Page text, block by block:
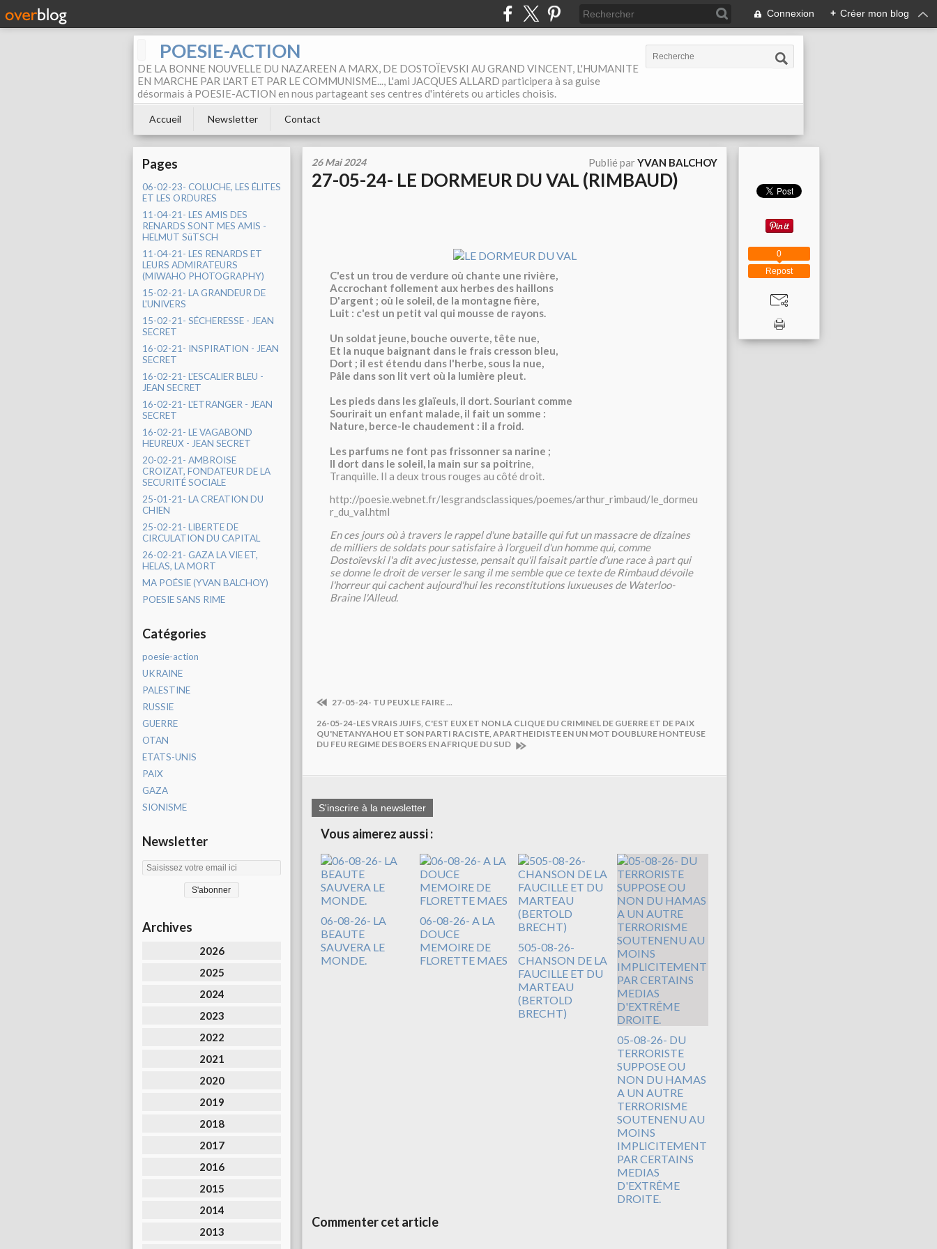
Connexion + Créer mon blog
POESIE-ACTION
DE LA BONNE NOUVELLE DU NAZAREEN A MARX, DE DOSTOÏEVSKI AU GRAND VINCENT, L'HUMANITE
EN MARCHE PAR L'ART ET PAR LE COMMUNISME..., L'ami JACQUES ALLARD participera à sa guise
désormais à POESIE-ACTION en nous partageant ses centres d'intérets ou articles choisis.
Accueil Newsletter Contact
Pages
06-02-23- COLUCHE, LES ÉLITES
ET LES ORDURES
11-04-21- LES AMIS DES
RENARDS SONT MES AMIS -
HELMUT SüTSCH
11-04-21- LES RENARDS ET
LEURS ADMIRATEURS
(MIWAHO PHOTOGRAPHY)
15-02-21- LA GRANDEUR DE
L'UNIVERS
15-02-21- SÉCHERESSE - JEAN
SECRET
16-02-21- INSPIRATION - JEAN
SECRET
16-02-21- L'ESCALIER BLEU -
JEAN SECRET
16-02-21- L'ETRANGER - JEAN
SECRET
16-02-21- LE VAGABOND
HEUREUX - JEAN SECRET
20-02-21- AMBROISE
CROIZAT, FONDATEUR DE LA
SECURITÉ SOCIALE
25-01-21- LA CREATION DU
CHIEN
25-02-21- LIBERTE DE
CIRCULATION DU CAPITAL
26-02-21- GAZA LA VIE ET,
HELAS, LA MORT
MA POÉSIE (YVAN BALCHOY)
POESIE SANS RIME
Catégories
poesie-action
UKRAINE
PALESTINE
RUSSIE
GUERRE
OTAN
ETATS-UNIS
PAIX
GAZA
SIONISME
Newsletter
Archives
2026
2025
2024
2023
2022
2021
2020
2019
2018
2017
2016
2015
2014
2013
26 Mai 2024 Publié parYVAN BALCHOY
27-05-24- LE DORMEUR DU VAL (RIMBAUD)
C'est un trou de verdure où chante une rivière,
Accrochant follement aux herbes des haillons
D'argent ; où le soleil, de la montagne fière,
Luit : c'est un petit val qui mousse de rayons.
Un soldat jeune, bouche ouverte, tête nue,
Et la nuque baignant dans le frais cresson bleu,
Dort ; il est étendu dans l'herbe, sous la nue,
Pâle dans son lit vert où la lumière pleut.
Les pieds dans les glaïeuls, il dort. Souriant comme
Sourirait un enfant malade, il fait un somme :
Nature, berce-le chaudement : il a froid.
Les parfums ne font pas frissonner sa narine ;
Il dort dans le soleil, la main sur sa poitrine,
Tranquille. Il a deux trous rouges au côté droit.
http://poesie.webnet.fr/lesgrandsclassiques/poemes/arthur_rimbaud/le_dormeu
r_du_val.html
En ces jours où à travers le rappel d'une bataille qui fut un massacre de dizaines
de milliers de soldats pour satisfaire à l’orgueil d'un homme qui, comme
Dostoïevski l'a dit avec justesse, pensait qu'il faisait partie d'une race à part qui
se donne le droit de verser le sang il me semble que ce texte de Rimbaud dévoile
l'horreur qui cachent aujourd'hui les reconstitutions luxueuses de Waterloo-
Braine l'Alleud.
27-05-24- TU PEUX LE FAIRE ...
26-05-24-LES VRAIS JUIFS, C'EST EUX ET NON LA CLIQUE DU CRIMINEL DE GUERRE ET DE PAIX
QU'NETANYAHOU ET SON PARTI RACISTE, APARTHEIDISTE EN UN MOT DOUBLURE HONTEUSE
DU FEU REGIME DES BOERS EN AFRIQUE DU SUD
S'inscrire à la newsletter
Vous aimerez aussi :
06-08-26- LA
BEAUTE
SAUVERA LE
MONDE.
06-08-26- A LA
DOUCE
MEMOIRE DE
FLORETTE MAES
505-08-26-
CHANSON DE LA
FAUCILLE ET DU
MARTEAU
(BERTOLD
BRECHT)
05-08-26- DU
TERRORISTE
SUPPOSE OU
NON DU HAMAS
A UN AUTRE
TERRORISME
SOUTENENU AU
MOINS
IMPLICITEMENT
PAR CERTAINS
MEDIAS
D'EXTRÊME
DROITE.
Commenter cet article
Repost
0